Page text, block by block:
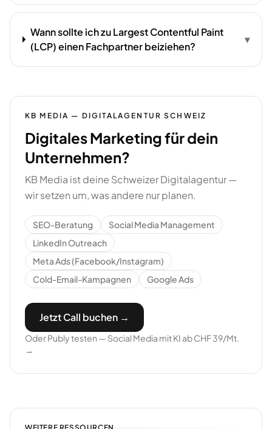
Wann sollte ich zu Largest Contentful Paint
(LCP) einen Fachpartner beiziehen?
▾
KB MEDIA — DIGITALAGENTUR SCHWEIZ
Digitales Marketing für dein
Unternehmen?
KB Media ist deine Schweizer Digitalagentur —
wir setzen um, was andere nur planen.
SEO-Beratung
Social Media Management
LinkedIn Outreach
Meta Ads (Facebook/Instagram)
Cold-Email-Kampagnen
Google Ads
Jetzt Call buchen →
Oder Publy testen — Social Media mit KI ab CHF 39/Mt.
→